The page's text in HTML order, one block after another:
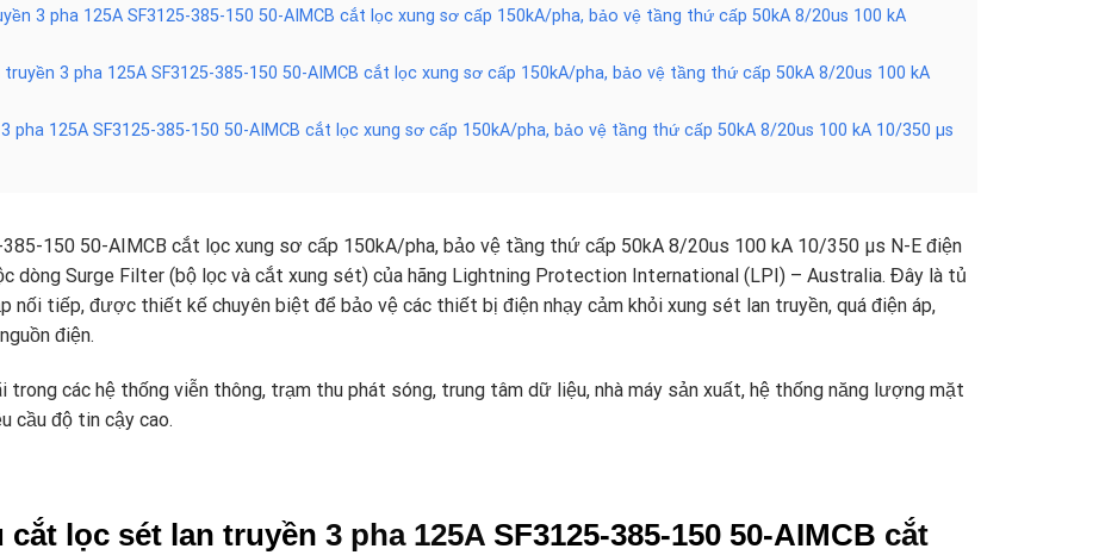
3 pha 125A SF3125-385-150 50-AIMCB cắt lọc xung sơ cấp 150kA/pha, bảo vệ tầng thứ cấp 50kA 8/20us 100 kA
3 pha 125A SF3125-385-150 50-AIMCB cắt lọc xung sơ cấp 150kA/pha, bảo vệ tầng thứ cấp 50kA 8/20us 100 kA
125A SF3125-385-150 50-AIMCB cắt lọc xung sơ cấp 150kA/pha, bảo vệ tầng thứ cấp 50kA 8/20us 100 kA 10/350 µs
385-150 50-AIMCB cắt lọc xung sơ cấp 150kA/pha, bảo vệ tầng thứ cấp 50kA 8/20us 100 kA 10/350 µs N-E điện
dòng Surge Filter (bộ lọc và cắt xung sét) của hãng Lightning Protection International (LPI) – Australia. Đây là tủ
nối tiếp, được thiết kế chuyên biệt để bảo vệ các thiết bị điện nhạy cảm khỏi xung sét lan truyền, quá điện áp,
điện.
các hệ thống viễn thông, trạm thu phát sóng, trung tâm dữ liệu, nhà máy sản xuất, hệ thống năng lượng mặt
cầu độ tin cậy cao.
cắt lọc sét lan truyền 3 pha 125A SF3125-385-150 50-AIMCB cắt